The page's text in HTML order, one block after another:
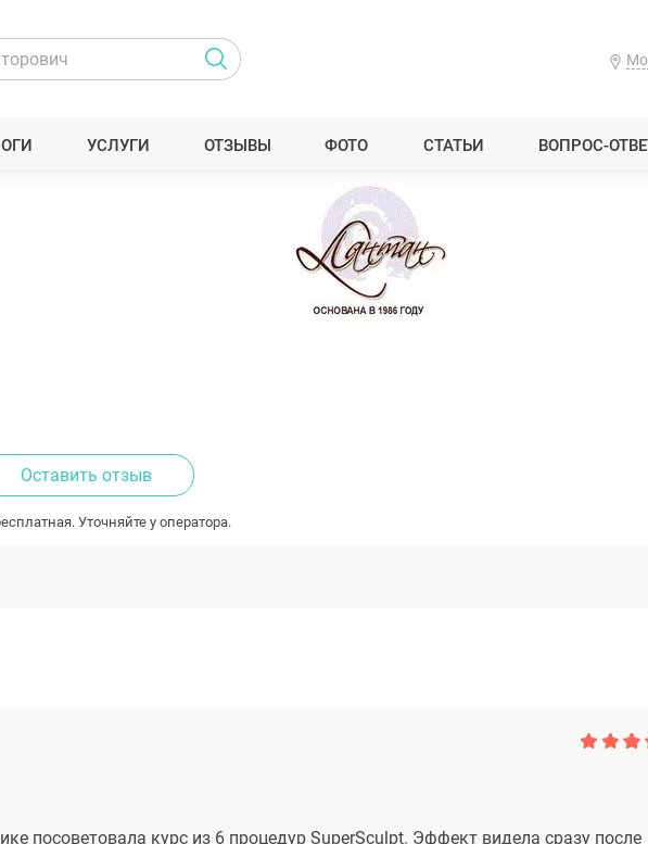
УСЛУГИ ОТЗЫВЫ ФОТО СТАТЬИ ВОПРОС-
Оставить отзыв
Уточняйте у оператора.
посоветовала курс из 6 процедур SuperSculpt. Эффект видела сразу после